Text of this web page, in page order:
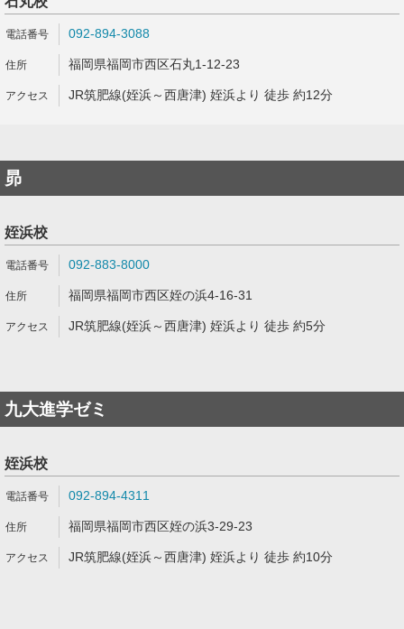
092-894-3088
福岡県福岡市西区石丸1-12-23
JR筑肥線(姪浜～西唐津) 姪浜より 徒歩 約12分
昴
姪浜校
092-883-8000
福岡県福岡市西区姪の浜4-16-31
JR筑肥線(姪浜～西唐津) 姪浜より 徒歩 約5分
九大進学ゼミ
姪浜校
092-894-4311
福岡県福岡市西区姪の浜3-29-23
JR筑肥線(姪浜～西唐津) 姪浜より 徒歩 約10分